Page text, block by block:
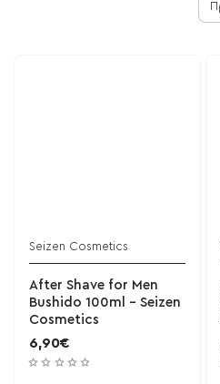
Seizen Cosmetics
After Shave for Men
Bushido 100ml - Seizen
Cosmetics
6,90€